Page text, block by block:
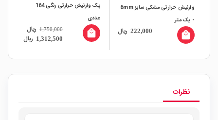
وارنیش حرارتی مشکی سایز 6mm
- یک متر
222,000 ریال local_mall
پک وارنیش حرارتی رنگی 164
عددی
1,312,500 ریال
1,750,000 ریال local_mall
نظرات